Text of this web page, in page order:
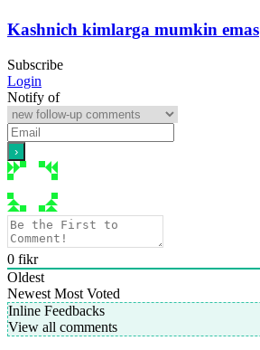
Kashnich kimlarga mumkin emas
Subscribe
Login
Notify of
0 fikr
Oldest
Newest Most Voted
Inline Feedbacks
View all comments